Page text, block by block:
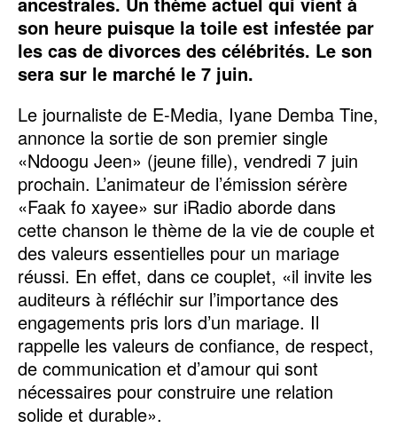
son heure puisque la toile est infestée par
les cas de divorces des célébrités. Le son
sera sur le marché le 7 juin.
Le journaliste de E-Media, Iyane Demba Tine,
annonce la sortie de son premier single
«Ndoogu Jeen» (jeune fille), vendredi 7 juin
prochain. L’animateur de l’émission sérère
«Faak fo xayee» sur iRadio aborde dans
cette chanson le thème de la vie de couple et
des valeurs essentielles pour un mariage
réussi. En effet, dans ce couplet, «il invite les
auditeurs à réfléchir sur l’importance des
engagements pris lors d’un mariage. Il
rappelle les valeurs de confiance, de respect,
de communication et d’amour qui sont
nécessaires pour construire une relation
solide et durable».